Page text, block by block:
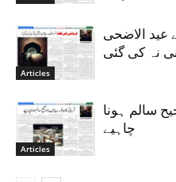
Articles
عید الاضحی
نہ کی گئی
Articles
سالم ہونا
چاہیے